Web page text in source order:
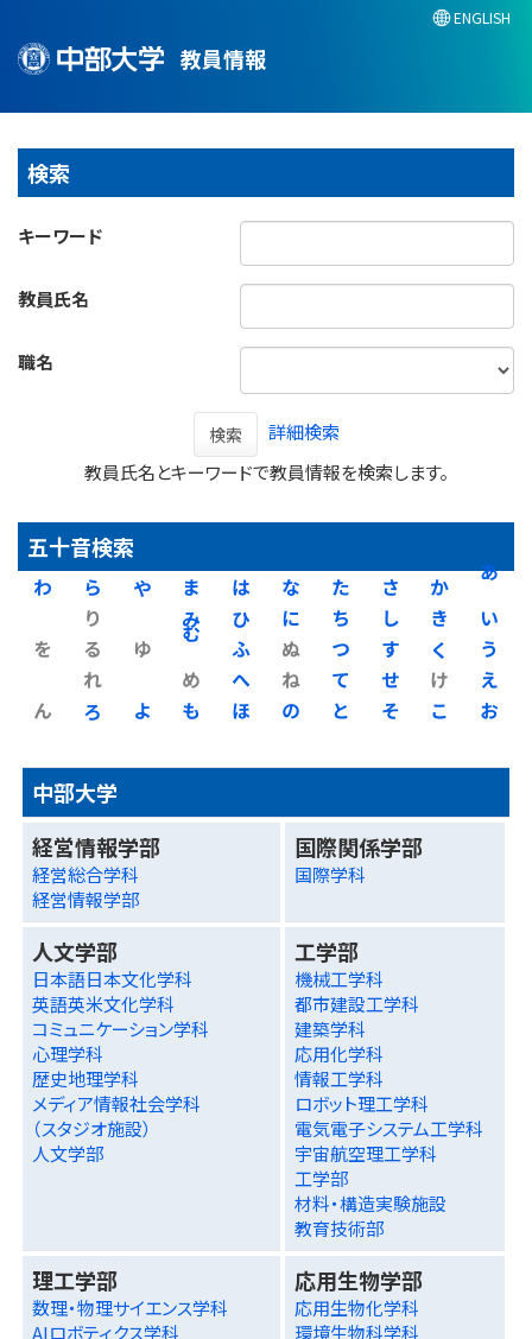
教員情報
ENGLISH
検索
キーワード
教員氏名
職名
検索
詳細検索
教員氏名とキーワードで教員情報を検索します。
五十音検索
あ
い
う
え
お
か
き
く
け
こ
さ
し
す
せ
そ
た
ち
つ
て
と
な
に
ぬ
ね
の
は
ひ
ふ
へ
ほ
ま
み
む
め
も
や
ゆ
よ
ら
り
る
れ
ろ
わ
を
ん
中部大学
経営情報学部
経営総合学科
経営情報学部
国際関係学部
国際学科
人文学部
日本語日本文化学科
英語英米文化学科
コミュニケーション学科
心理学科
歴史地理学科
メディア情報社会学科
（スタジオ施設）
人文学部
工学部
機械工学科
都市建設工学科
建築学科
応用化学科
情報工学科
ロボット理工学科
電気電子システム工学科
宇宙航空理工学科
工学部
材料・構造実験施設
教育技術部
理工学部
数理・物理サイエンス学科
AIロボティクス学科
応用生物学部
応用生物化学科
環境生物科学科